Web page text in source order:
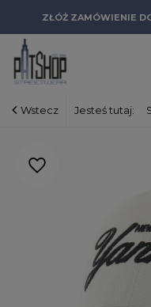
ZŁÓŻ ZAMÓWIENIE
Wstecz Jesteś tutaj: